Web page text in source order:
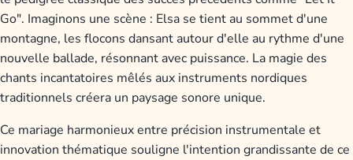
Go". Imaginons une scène : Elsa se tient au sommet d'une
montagne, les flocons dansant autour d'elle au rythme d'une
nouvelle ballade, résonnant avec puissance. La magie des
chants incantatoires mêlés aux instruments nordiques
traditionnels créera un paysage sonore unique.
Ce mariage harmonieux entre précision instrumentale et
innovation thématique souligne l'intention grandissante de ce